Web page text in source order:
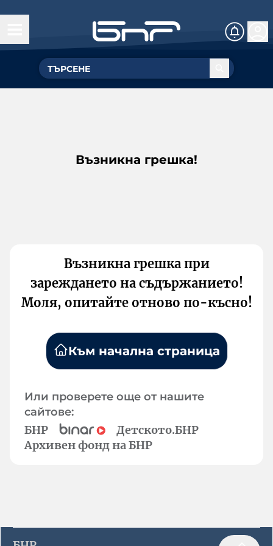
Възникна грешка!
Възникна грешка при
зареждането на съдържанието!
Моля, опитайте отново по-късно!
Към начална страница
Или проверете още от нашите
сайтове:
БНР
Детското.БНР
Архивен фонд на БНР